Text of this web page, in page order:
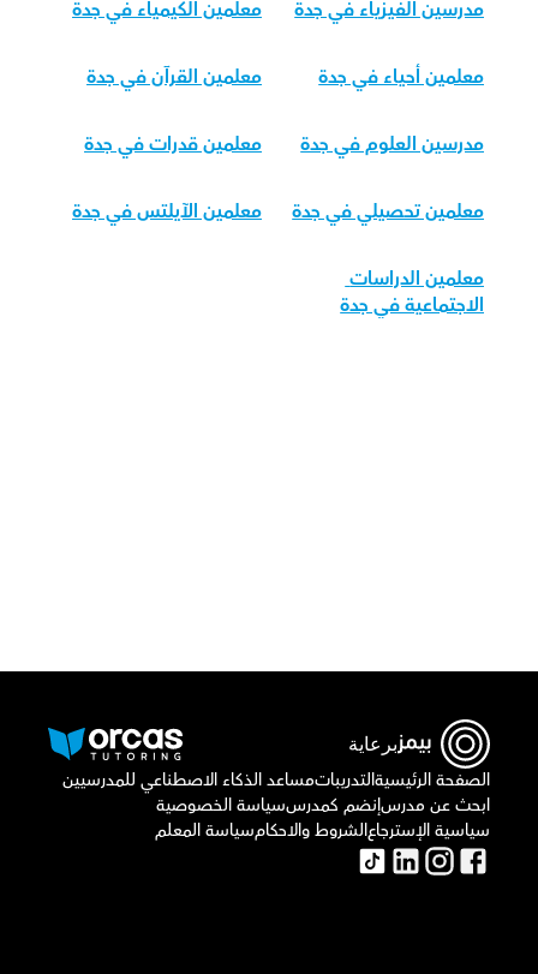
مدرسين الفيزياء في جدة
معلمين الكيمياء في جدة
معلمين أحياء في جدة
معلمين القرآن في جدة
مدرسين العلوم في جدة
معلمين قدرات في جدة
معلمين تحصيلي في جدة
معلمين الآيلتس في جدة
معلمين الدراسات
الاجتماعية في جدة
قم بتحميل تطبيق أوركاس
برعاية
الصفحة الرئيسيةالتدريباتمساعد الذكاء الاصطناعي للمدرسيين
ابحث عن مدرسإنضم كمدرسسياسة الخصوصية
سياسية الإسترجاعالشروط والاحكامسياسة المعلم